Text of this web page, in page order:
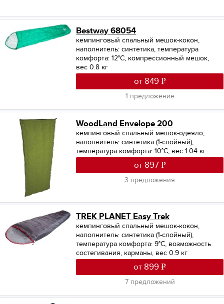
Bestway 68054
кемпинговый спальный мешок-кокон,
наполнитель: синтетика, температура
комфорта: 12°С, компрессионный мешок,
вес 0.8 кг
от 849
1 предложение
WoodLand Envelope 200
кемпинговый спальный мешок-одеяло,
наполнитель: синтетика (1-слойный),
температура комфорта: 10°С, вес 1.04 кг
от 897
3 предложения
TREK PLANET Easy Trek
кемпинговый спальный мешок-кокон,
наполнитель: синтетика (1-слойный),
температура комфорта: 9°С, возможность
состегивания, карманы, вес 0.9 кг
от 899
7 предложений